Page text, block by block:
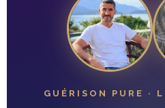
GUÉRISON PURE ·